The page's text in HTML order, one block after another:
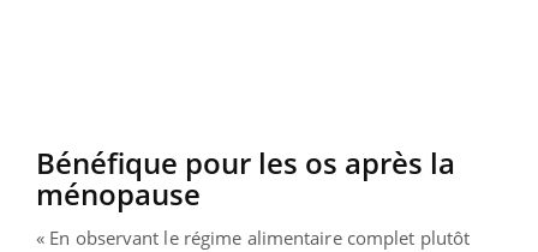
Bénéfique pour les os après la
ménopause
« En observant le régime alimentaire complet plutôt